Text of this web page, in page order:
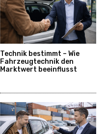
Technik bestimmt – Wie
Fahrzeugtechnik den
Marktwert beeinflusst